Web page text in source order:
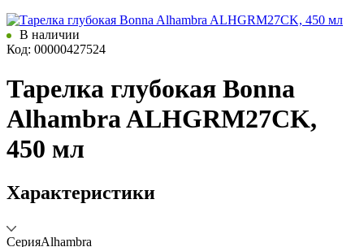
В наличии
Код: 00000427524
Тарелка глубокая Bonna
Alhambra ALHGRM27CK,
450 мл
Характеристики
СерияAlhambra